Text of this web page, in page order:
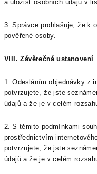
a úložišť osobních údajů v
3. Správce prohlašuje, že k
pověřené osoby.
VIII.Závěrečná ustanovení
1. Odesláním objednávky z
potvrzujete, že jste
údajů a že je v celém
2. S těmito podmínkami
prostřednictvím
potvrzujete, že jste
údajů a že je v celém